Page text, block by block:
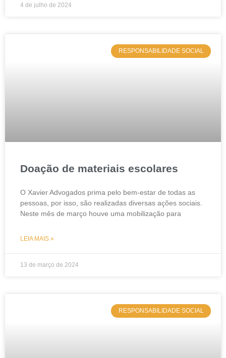
4 de julho de 2024
RESPONSABILIDADE SOCIAL
Doação de materiais escolares
O Xavier Advogados prima pelo bem-estar de todas as
pessoas, por isso, são realizadas diversas ações sociais.
Neste mês de março houve uma mobilização para
LEIA MAIS »
13 de março de 2024
RESPONSABILIDADE SOCIAL